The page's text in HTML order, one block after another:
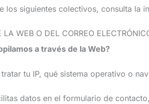
los siguientes colectivos, consulta la
LA WEB O DEL CORREO
a través de la Web?
tu IP, qué sistema operativo o
datos en el formulario de contacto,